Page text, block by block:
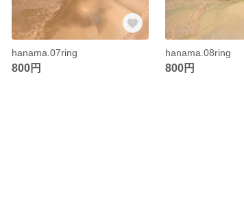
hanama.07ring
800円
hanama.08ring
800円